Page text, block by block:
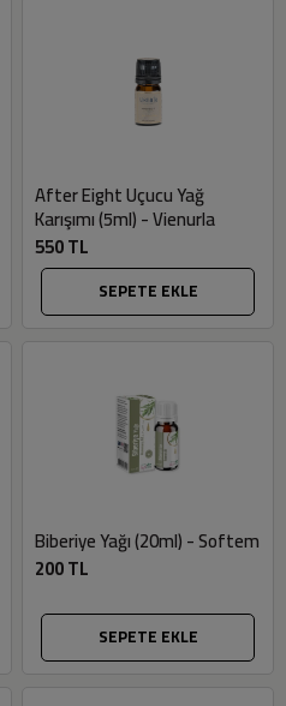
After Eight Uçucu Yağ
Karışımı (5ml) - Vienurla
550 TL
SEPETE EKLE
Biberiye Yağı (20ml) - Softem
200 TL
SEPETE EKLE